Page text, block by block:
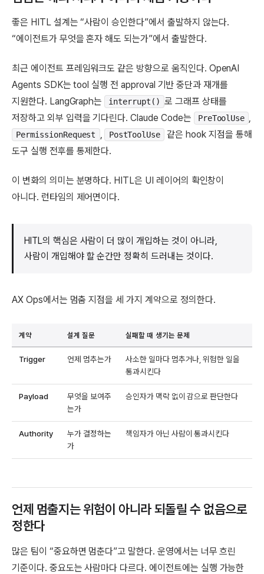
좋은 HITL 설계는 “사람이 승인한다”에서 출발하지 않는다.
“에이전트가 무엇을 혼자 해도 되는가”에서 출발한다.
최근 에이전트 프레임워크도 같은 방향으로 움직인다. OpenAI
Agents SDK는 tool 실행 전 approval 기반 중단과 재개를
지원한다. LangGraph는
interrupt() 로 그래프 상태를
저장하고 외부 입력을 기다린다. Claude Code는
PreToolUse ,
PermissionRequest , PostToolUse
같은 hook 지점을 통해
도구 실행 전후를 통제한다.
이 변화의 의미는 분명하다. HITL은 UI 레이어의 확인창이
아니다. 런타임의 제어면이다.
HITL의 핵심은 사람이 더 많이 개입하는 것이 아니라,
사람이 개입해야 할 순간만 정확히 드러내는 것이다.
AX Ops에서는 멈춤 지점을 세 가지 계약으로 정의한다.
계약 설계 질문 실패할 때 생기는 문제
Trigger 언제 멈추는가
사소한 일마다 멈추거나, 위험한 일을
통과시킨다
Payload
무엇을 보여주
는가
승인자가 맥락 없이 감으로 판단한다
Authority
누가 결정하는
가
책임자가 아닌 사람이 통과시킨다
언제 멈출지는 위험이 아니라 되돌릴 수 없음으로
정한다
많은 팀이 “중요하면 멈춘다”고 말한다. 운영에서는 너무 흐린
기준이다. 중요도는 사람마다 다르다. 에이전트에는 실행 가능한